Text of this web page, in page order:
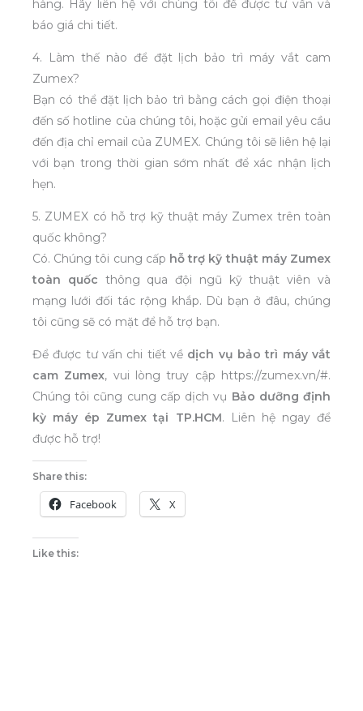
hàng. Hãy liên hệ với chúng tôi để được tư vấn và
báo giá chi tiết.
4. Làm thế nào để đặt lịch bảo trì máy vắt cam
Zumex?
Bạn có thể đặt lịch bảo trì bằng cách gọi điện thoại
đến số hotline của chúng tôi, hoặc gửi email yêu cầu
đến địa chỉ email của ZUMEX. Chúng tôi sẽ liên hệ lại
với bạn trong thời gian sớm nhất để xác nhận lịch
hẹn.
5. ZUMEX có hỗ trợ kỹ thuật máy Zumex trên toàn
quốc không?
Có. Chúng tôi cung cấp hỗ trợ kỹ thuật máy Zumex
toàn quốc thông qua đội ngũ kỹ thuật viên và
mạng lưới đối tác rộng khắp. Dù bạn ở đâu, chúng
tôi cũng sẽ có mặt để hỗ trợ bạn.
Để được tư vấn chi tiết về dịch vụ bảo trì máy vắt
cam Zumex, vui lòng truy cập https://zumex.vn/#.
Chúng tôi cũng cung cấp dịch vụ Bảo dưỡng định
kỳ máy ép Zumex tại TP.HCM. Liên hệ ngay để
được hỗ trợ!
Share this:
Facebook X
Like this: